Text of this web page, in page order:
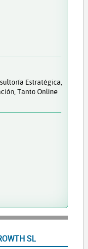
Estratégica,
Tanto Online
SL